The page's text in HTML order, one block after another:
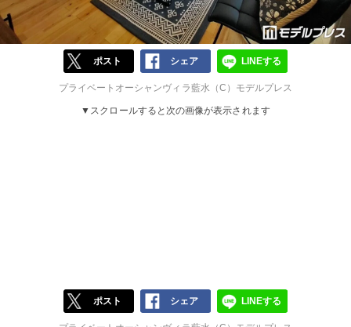
ポスト シェア LINEする
プライベートオーシャンヴィラ藍水（C）モデルプレス
▼スクロールすると次の画像が表示されます
ポスト シェア LINEする